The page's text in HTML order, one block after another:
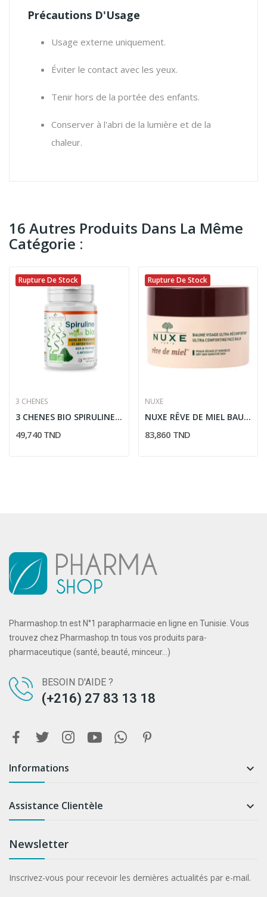
Précautions D'Usage
Usage externe uniquement.
Éviter le contact avec les yeux.
Tenir hors de la portée des enfants.
Conserver à l'abri de la lumière et de la
chaleur.
16 Autres Produits Dans La Même
Catégorie :
Rupture De Stock
3 CHENES
3 CHENES BIO SPIRULINE BIOLOGIQUE 100 COMPRIMES
49,740 TND
Rupture De Stock
NUXE
NUXE RÊVE DE MIEL BAUME VISAGE...
83,860 TND
Pharmashop.tn est N°1 parapharmacie en ligne en Tunisie. Vous
trouvez chez Pharmashop.tn tous vos produits para-
pharmaceutique (santé, beauté, minceur...)
BESOIN D'AIDE ?
(+216) 27 83 13 18
Informations 
Assistance Clientèle 
Newsletter
Inscrivez-vous pour recevoir les dernières actualités par e-mail.